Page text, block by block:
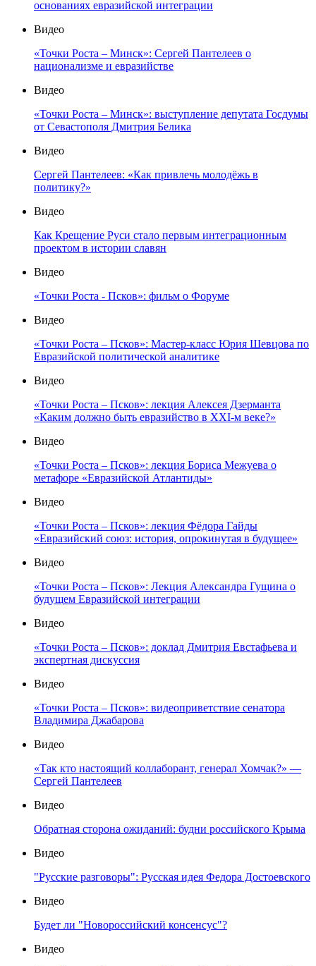
основаниях евразийской интеграции
Видео
«Точки Роста – Минск»: Сергей Пантелеев о
национализме и евразийстве
Видео
«Точки Роста – Минск»: выступление депутата Госдумы
от Севастополя Дмитрия Белика
Видео
Сергей Пантелеев: «Как привлечь молодёжь в
политику?»
Видео
Как Крещение Руси стало первым интеграционным
проектом в истории славян
Видео
«Точки Роста - Псков»: фильм о Форуме
Видео
«Точки Роста – Псков»: Мастер-класс Юрия Шевцова по
Евразийской политической аналитике
Видео
«Точки Роста – Псков»: лекция Алексея Дзерманта
«Каким должно быть евразийство в XXI-м веке?»
Видео
«Точки Роста – Псков»: лекция Бориса Межуева о
метафоре «Евразийской Атлантиды»
Видео
«Точки Роста – Псков»: лекция Фёдора Гайды
«Евразийский союз: история, опрокинутая в будущее»
Видео
«Точки Роста – Псков»: Лекция Александра Гущина о
будущем Евразийской интеграции
Видео
«Точки Роста – Псков»: доклад Дмитрия Евстафьева и
экспертная дискуссия
Видео
«Точки Роста – Псков»: видеоприветствие сенатора
Владимира Джабарова
Видео
«Так кто настоящий коллаборант, генерал Хомчак?» —
Сергей Пантелеев
Видео
Обратная сторона ожиданий: будни российского Крыма
Видео
"Русские разговоры": Русская идея Федора Достоевского
Видео
Будет ли "Новороссийский консенсус"?
Видео